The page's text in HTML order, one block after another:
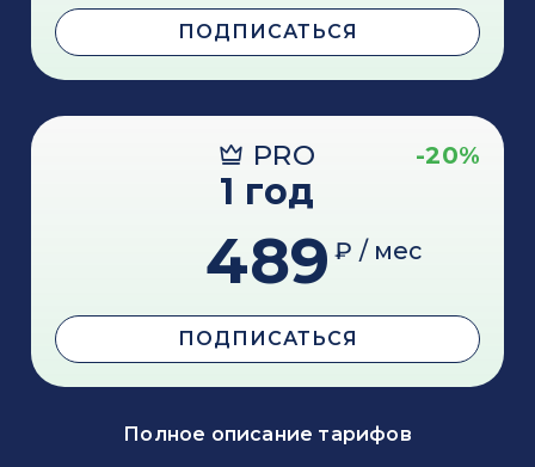
ПОДПИСАТЬСЯ
PRO -20%
1 год
489 ₽ / мес
ПОДПИСАТЬСЯ
Полное описание тарифов